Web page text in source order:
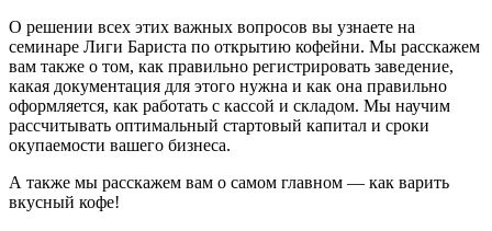
О решении всех этих важных вопросов вы узнаете на
семинаре Лиги Бариста по открытию кофейни. Мы расскажем
вам также о том, как правильно регистрировать заведение,
какая документация для этого нужна и как она правильно
оформляется, как работать с кассой и складом. Мы научим
рассчитывать оптимальный стартовый капитал и сроки
окупаемости вашего бизнеса.
А также мы расскажем вам о самом главном — как варить
вкусный кофе!